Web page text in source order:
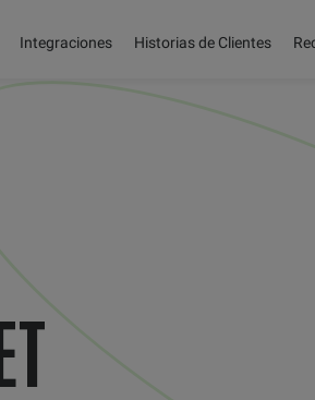
Integraciones Historias de Clientes